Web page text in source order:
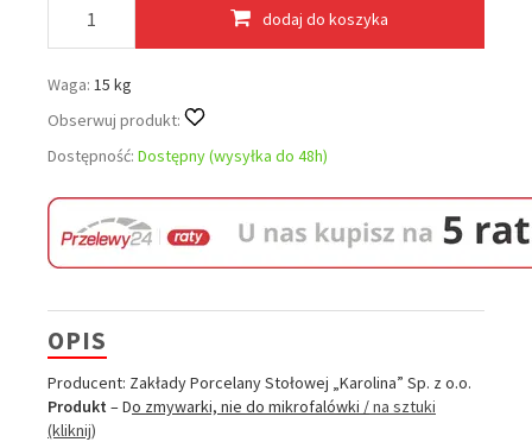
dodaj do koszyka
Waga: 15 kg
Obserwuj produkt:
Dostępność: Dostępny (wysyłka do 48h)
OPIS
Producent: Zakłady Porcelany Stołowej „Karolina” Sp. z o.o.
Produkt – Do zmywarki, nie do mikrofalówki /na sztuki
(kliknij)